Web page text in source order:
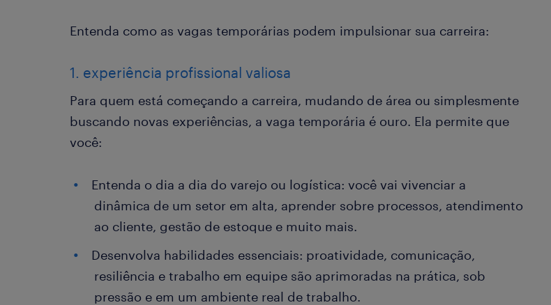
Entenda como as vagas temporárias podem impulsionar sua carreira:
1. experiência profissional valiosa
Para quem está começando a carreira, mudando de área ou simplesmente
buscando novas experiências, a vaga temporária é ouro. Ela permite que
você:
Entenda o dia a dia do varejo ou logística: você vai vivenciar a
dinâmica de um setor em alta, aprender sobre processos, atendimento
ao cliente, gestão de estoque e muito mais.
Desenvolva habilidades essenciais: proatividade, comunicação,
resiliência e trabalho em equipe são aprimoradas na prática, sob
pressão e em um ambiente real de trabalho.